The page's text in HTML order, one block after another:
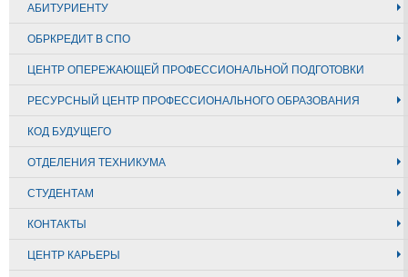
АБИТУРИЕНТУ
ОБРКРЕДИТ В СПО
ЦЕНТР ОПЕРЕЖАЮЩЕЙ ПРОФЕССИОНАЛЬНОЙ ПОДГОТОВКИ
РЕСУРСНЫЙ ЦЕНТР ПРОФЕССИОНАЛЬНОГО ОБРАЗОВАНИЯ
КОД БУДУЩЕГО
ОТДЕЛЕНИЯ ТЕХНИКУМА
СТУДЕНТАМ
КОНТАКТЫ
ЦЕНТР КАРЬЕРЫ